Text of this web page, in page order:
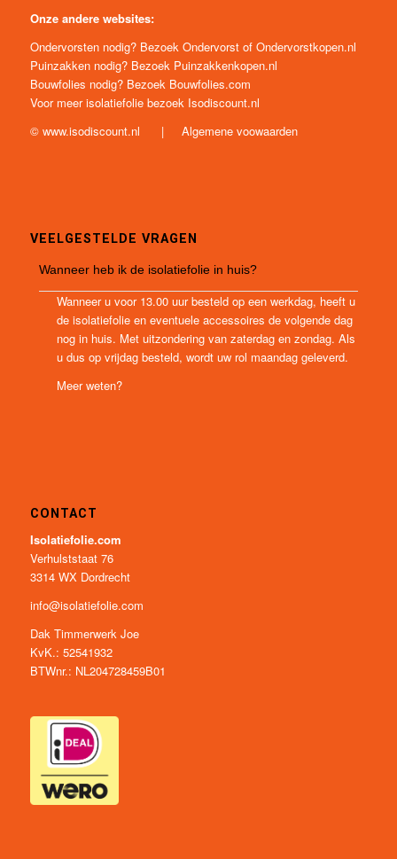
Onze andere websites:
Ondervorsten nodig? Bezoek Ondervorstof Ondervorstkopen.nl
Puinzakken nodig? Bezoek Puinzakkenkopen.nl
Bouwfolies nodig? Bezoek Bouwfolies.com
Voor meer isolatiefolie bezoek Isodiscount.nl
© www.isodiscount.nl | Algemene voowaarden
VEELGESTELDE VRAGEN
Wanneer heb ik de isolatiefolie in huis?
Wanneer u voor 13.00 uur besteld op een werkdag, heeft u
de isolatiefolie en eventuele accessoires de volgende dag
nog in huis. Met uitzondering van zaterdag en zondag. Als
u dus op vrijdag besteld, wordt uw rol maandag geleverd.
Meer weten?
CONTACT
Isolatiefolie.com
Verhulststaat 76
3314 WX Dordrecht
info@isolatiefolie.com
Dak Timmerwerk Joe
KvK.: 52541932
BTWnr.: NL204728459B01